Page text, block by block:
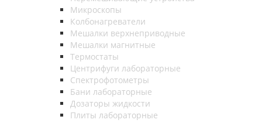
Микроскопы
Колбонагреватели
Мешалки верхнеприводные
Мешалки магнитные
Термостаты
Центрифуги лабораторные
Спектрофотометры
Бани лабораторные
Дозаторы жидкости
Плиты лабораторные